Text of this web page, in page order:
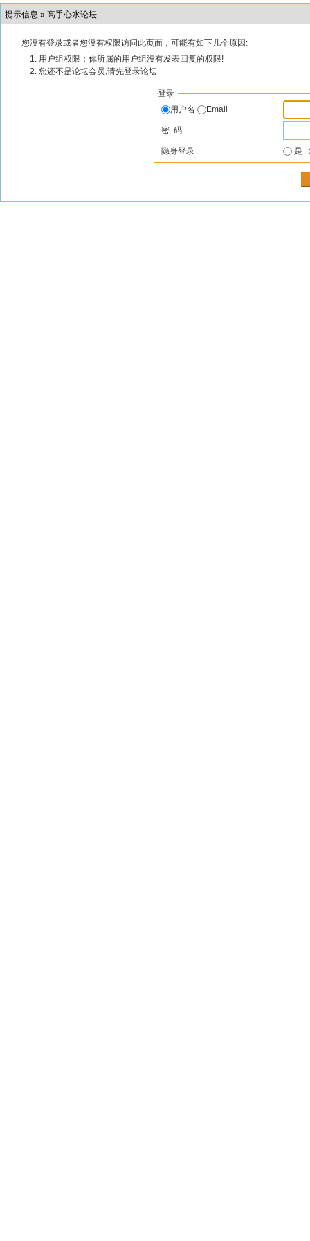
提示信息 » 高手心水论坛
您没有登录或者您没有权限访问此页面，可能有如下几个原因:
用户组权限：你所属的用户组没有发表回复的权限!
您还不是论坛会员,请先登录论坛
登录
用户名
Email
密 码
隐身登录 是